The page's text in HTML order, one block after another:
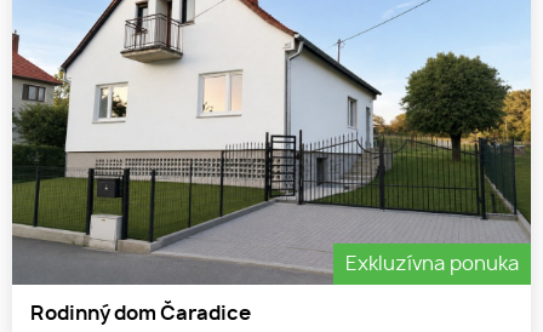
Exkluzívna ponuka
Rodinný dom Čaradice